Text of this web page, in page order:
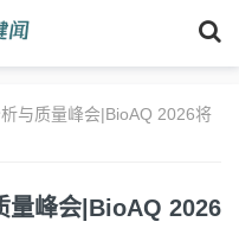
与质量峰会|BioAQ 2026将
量峰会|BioAQ 2026